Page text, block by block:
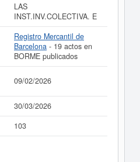
LAS
INST.INV.COLECTIVA. E
Registro Mercantil de
Barcelona - 19 actos en
BORME publicados
09/02/2026
30/03/2026
103